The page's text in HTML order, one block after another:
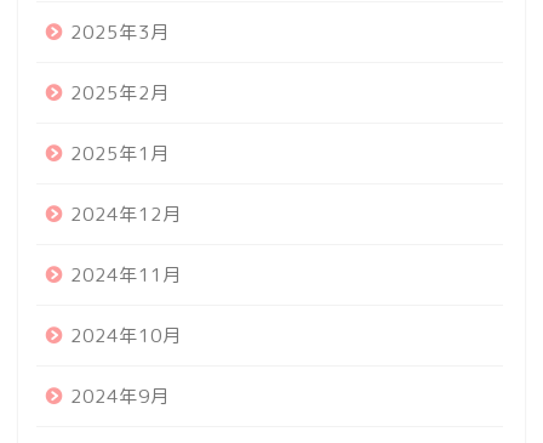
2025年3月
2025年2月
2025年1月
2024年12月
2024年11月
2024年10月
2024年9月